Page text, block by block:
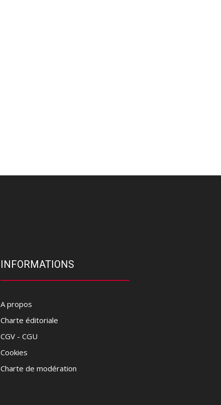
INFORMATIONS
A propos
Charte éditoriale
CGV - CGU
Cookies
Charte de modération